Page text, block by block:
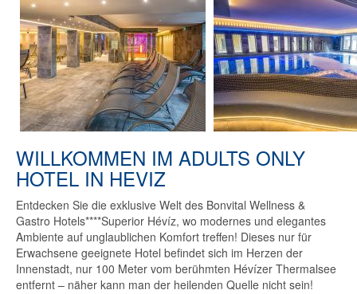
WILLKOMMEN IM ADULTS ONLY
HOTEL IN HEVIZ
Entdecken Sie die exklusive Welt des Bonvital Wellness &
Gastro Hotels****Superior Hévíz, wo modernes und elegantes
Ambiente auf unglaublichen Komfort treffen! Dieses nur für
Erwachsene geeignete Hotel befindet sich im Herzen der
Innenstadt, nur 100 Meter vom berühmten Hévízer Thermalsee
entfernt – näher kann man der heilenden Quelle nicht sein!